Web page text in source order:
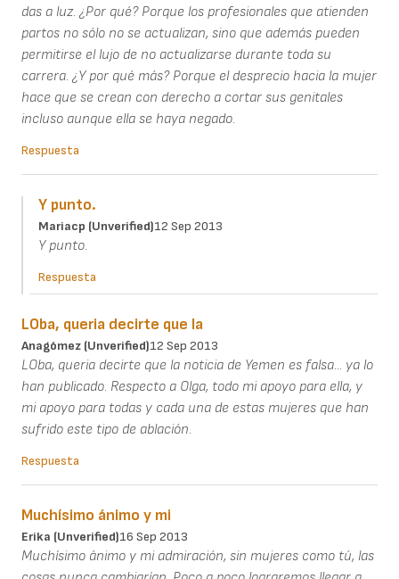
das a luz. ¿Por qué? Porque los profesionales que atienden
partos no sólo no se actualizan, sino que además pueden
permitirse el lujo de no actualizarse durante toda su
carrera. ¿Y por qué más? Porque el desprecio hacia la mujer
hace que se crean con derecho a cortar sus genitales
incluso aunque ella se haya negado.
Respuesta
Y punto.
Mariacp (unverified)12 Sep 2013
Y punto.
Respuesta
LOba, queria decirte que la
Anagómez (unverified)12 Sep 2013
LOba, queria decirte que la noticia de Yemen es falsa... ya lo
han publicado. Respecto a Olga, todo mi apoyo para ella, y
mi apoyo para todas y cada una de estas mujeres que han
sufrido este tipo de ablación.
Respuesta
Muchísimo ánimo y mi
Erika (unverified)16 Sep 2013
Muchísimo ánimo y mi admiración, sin mujeres como tú, las